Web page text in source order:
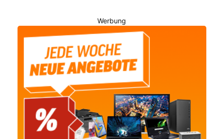
Werbung